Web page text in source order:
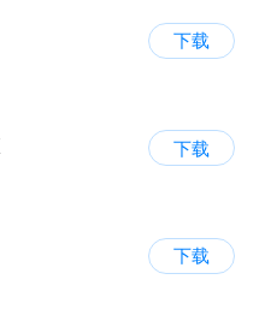
下载
下载
下载